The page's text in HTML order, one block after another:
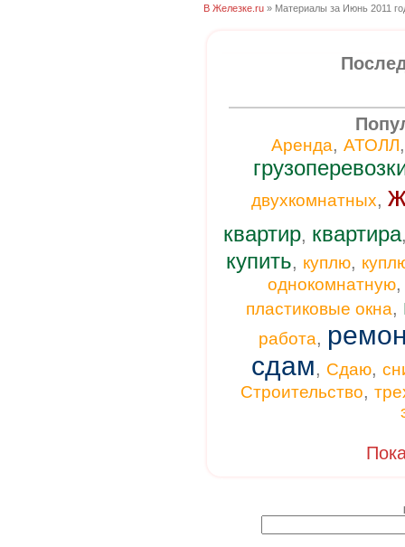
В Железке.ru » Материалы за Июнь 2011
Аренда, АТОЛЛ
двухкомнатных,
квартир, квартира
купить, куплю,
однокомнатную
пластиковые окна,
работа,
сдам, Сдаю,
Строительство,